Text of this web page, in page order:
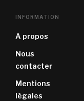
INFORMATION
A propos
Nous
contacter
Mentions
légales